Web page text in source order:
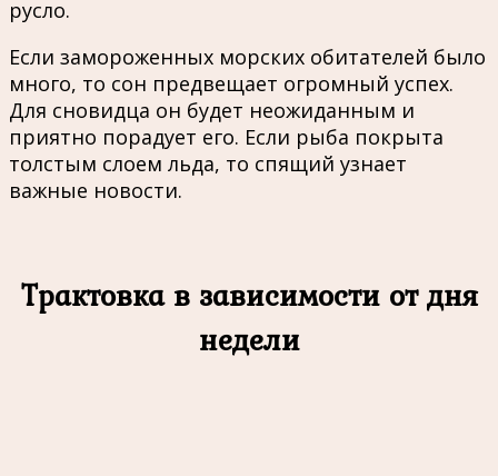
русло.
Если замороженных морских обитателей было
много, то сон предвещает огромный успех.
Для сновидца он будет неожиданным и
приятно порадует его. Если рыба покрыта
толстым слоем льда, то спящий узнает
важные новости.
Трактовка в зависимости от дня
недели